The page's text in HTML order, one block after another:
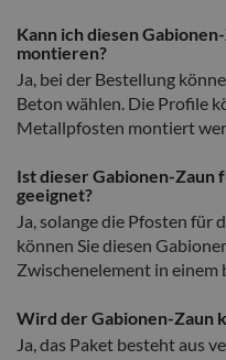
Kann ich diesen
montieren?
Ja, bei der Bestellung
Beton wählen. Die Profile
Metallpfosten montiert
Ist dieser Gabionen-Zaun
geeignet?
Ja, solange die Pfosten für
können Sie diesen
Zwischenelement in einem
Wird der Gabionen-Zaun
Ja, das Paket besteht aus